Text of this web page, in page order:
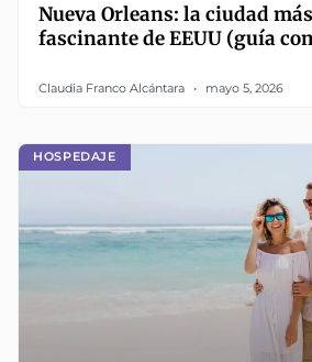
Nueva Orleans: la ciudad
fascinante de EEUU (guía
Claudia Franco Alcántara mayo 5, 2026
HOSPEDAJE